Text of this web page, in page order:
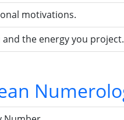
motivations.
the energy you project.